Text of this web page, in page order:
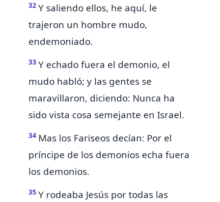
32 Y saliendo ellos, he aquí, le
trajeron un hombre mudo,
endemoniado.
33 Y echado fuera el demonio, el
mudo habló; y las gentes se
maravillaron, diciendo: Nunca ha
sido vista cosa semejante en Israel.
34 Mas los Fariseos decían: Por el
príncipe de los demonios echa fuera
los demonios.
35 Y rodeaba Jesús por todas las